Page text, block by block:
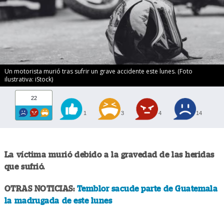
Un motorista murió tras sufrir un grave accidente este lunes. (Foto
ilustrativa: iStock)
22
1 3 4 14
La víctima murió debido a la gravedad de las heridas
que sufrió.
OTRAS NOTICIAS: Temblor sacude parte de Guatemala
la madrugada de este lunes